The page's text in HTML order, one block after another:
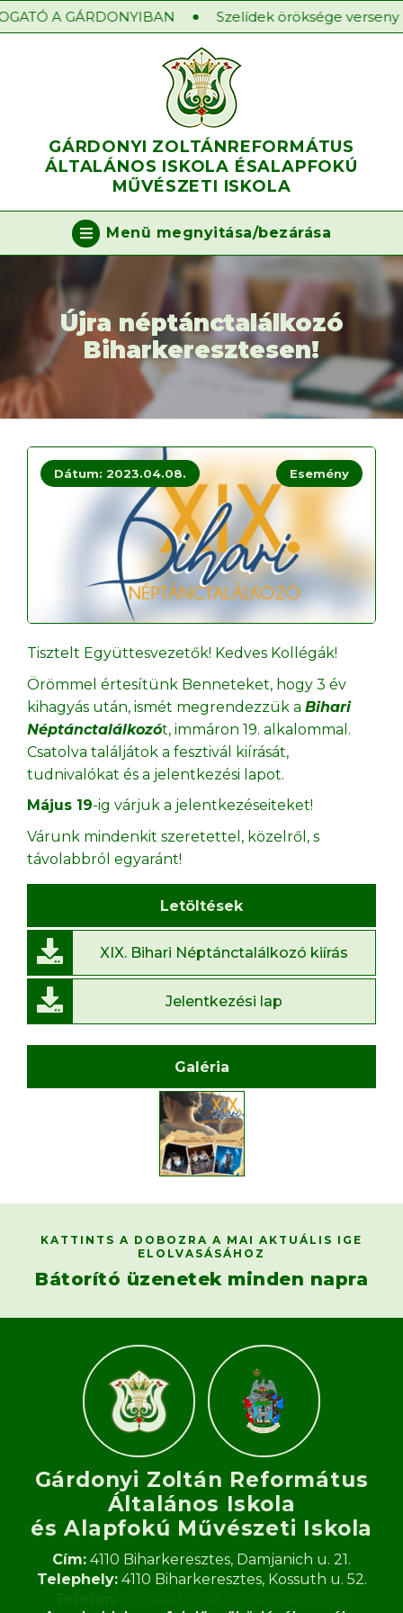
A GÁRDONYIBAN Szelídek öröksége verseny
GÁRDONYI ZOLTÁNREFORMÁTUS
ÁLTALÁNOS ISKOLA ÉSALAPFOKÚ
MŰVÉSZETI ISKOLA
Menü megnyitása/bezárása
Újra néptánctalálkozó
Biharkeresztesen!
Dátum: 2023.04.08. Esemény
Tisztelt Együttesvezetők! Kedves Kollégák!
Örömmel értesítünk Benneteket, hogy 3 év
kihagyás után, ismét megrendezzük a Bihari
Néptánctalálkozót, immáron 19. alkalommal.
Csatolva találjátok a fesztivál kiírását,
tudnivalókat és a jelentkezési lapot.
Május 19-ig várjuk a jelentkezéseiteket!
Várunk mindenkit szeretettel, közelről, s
távolabbról egyaránt!
Letöltések
XIX. Bihari Néptánctalálkozó kiírás
Jelentkezési lap
Galéria
KATTINTS A DOBOZRA A MAI AKTUÁLIS IGE
ELOLVASÁSÁHOZ
Bátorító üzenetek minden napra
Gárdonyi Zoltán Református
Általános Iskola
és Alapfokú Művészeti Iskola​
Cím: 4110 Biharkeresztes, Damjanich u. 21.
Telephely:4110 Biharkeresztes, Kossuth u. 52.